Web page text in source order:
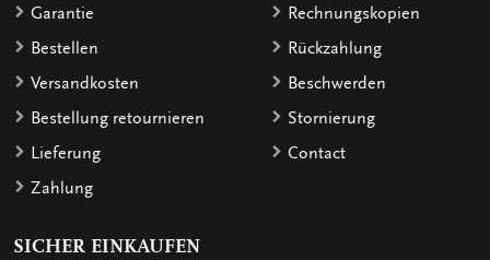
Garantie
Bestellen
Versandkosten
Bestellung retournieren
Lieferung
Zahlung
Rechnungskopien
Rückzahlung
Beschwerden
Stornierung
Contact
SICHER EINKAUFEN